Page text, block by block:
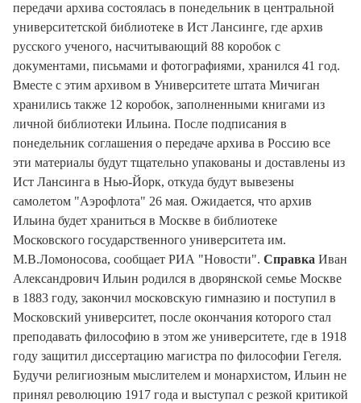
передачи архива состоялась в понедельник в центральной
университетской библиотеке в Ист Лансинге, где архив
русского ученого, насчитывающий 88 коробок с
документами, письмами и фотографиями, хранился 41 год.
Вместе с этим архивом в Университете штата Мичиган
хранились также 12 коробок, заполненными книгами из
личной библиотеки Ильина. После подписания в
понедельник соглашения о передаче архива в Россию все
эти материалы будут тщательно упакованы и доставлены из
Ист Лансинга в Нью-Йорк, откуда будут вывезены
самолетом "Аэрофлота" 26 мая. Ожидается, что архив
Ильина будет храниться в Москве в библиотеке
Московского государственного университета им.
М.В.Ломоносова, сообщает РИА "Новости". Справка Иван
Александрович Ильин родился в дворянской семье Москве
в 1883 году, закончил московскую гимназию и поступил в
Московский университет, после окончания которого стал
преподавать философию в этом же университете, где в 1918
году защитил диссертацию магистра по философии Гегеля.
Будучи религиозным мыслителем и монархистом, Ильин не
принял революцию 1917 года и выступал с резкой критикой